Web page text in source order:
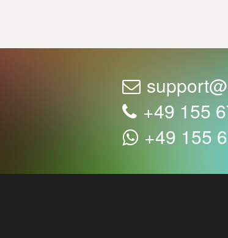
+49 155
+49 155